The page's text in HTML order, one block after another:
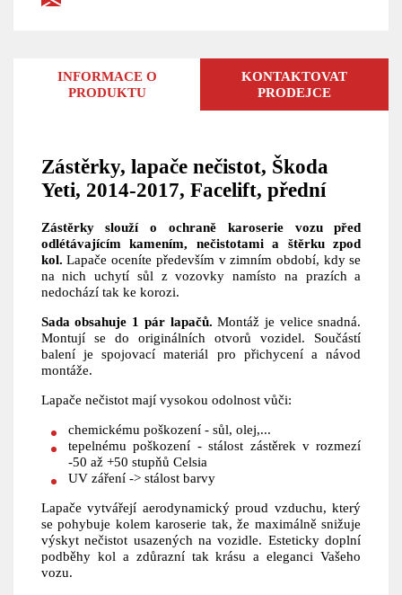
INFORMACE O
PRODUKTU
KONTAKTOVAT
PRODEJCE
Zástěrky, lapače nečistot, Škoda
Yeti, 2014-2017, Facelift, přední
Zástěrky slouží o ochraně karoserie vozu před
odlétávajícím kamením, nečistotami a štěrku zpod
kol. Lapače oceníte především v zimním období, kdy se
na nich uchytí sůl z vozovky namísto na prazích a
nedochází tak ke korozi.
Sada obsahuje 1 pár lapačů. Montáž je velice snadná.
Montují se do originálních otvorů vozidel. Součástí
balení je spojovací materiál pro přichycení a návod
montáže.
Lapače nečistot mají vysokou odolnost vůči:
chemickému poškození - sůl, olej,...
tepelnému poškození - stálost zástěrek v rozmezí
-50 až +50 stupňů Celsia
UV záření -> stálost barvy
Lapače vytvářejí aerodynamický proud vzduchu, který
se pohybuje kolem karoserie tak, že maximálně snižuje
výskyt nečistot usazených na vozidle. Esteticky doplní
podběhy kol a zdůrazní tak krásu a eleganci Vašeho
vozu.